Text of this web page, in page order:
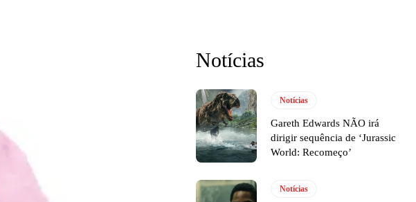
Notícias
Notícias
Gareth Edwards NÃO irá
dirigir sequência de ‘Jurassic
World: Recomeço’
Notícias